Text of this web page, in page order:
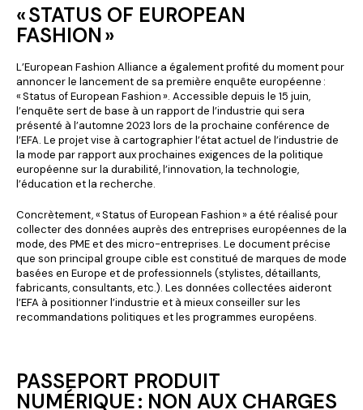
« STATUS OF EUROPEAN
FASHION »
L’European Fashion Alliance a également profité du moment pour
annoncer le lancement de sa première enquête européenne :
« Status of European Fashion ». Accessible depuis le 15 juin,
l’enquête sert de base à un rapport de l’industrie qui sera
présenté à l’automne 2023 lors de la prochaine conférence de
l’EFA. Le projet vise à cartographier l’état actuel de l’industrie de
la mode par rapport aux prochaines exigences de la politique
européenne sur la durabilité, l’innovation, la technologie,
l’éducation et la recherche.
Concrètement, « Status of European Fashion » a été réalisé pour
collecter des données auprès des entreprises européennes de la
mode, des PME et des micro-entreprises. Le document précise
que son principal groupe cible est constitué de marques de mode
basées en Europe et de professionnels (stylistes, détaillants,
fabricants, consultants, etc.). Les données collectées aideront
l’EFA à positionner l’industrie et à mieux conseiller sur les
recommandations politiques et les programmes européens.
PASSEPORT PRODUIT
NUMÉRIQUE : NON AUX CHARGES